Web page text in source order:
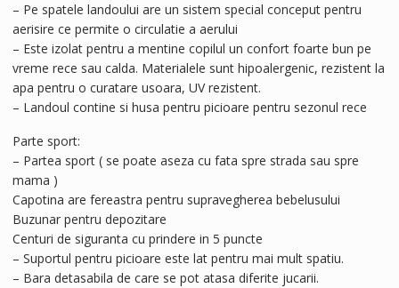
– Pe spatele landoului are un sistem special conceput pentru
aerisire ce permite o circulatie a aerului
– Este izolat pentru a mentine copilul un confort foarte bun pe
vreme rece sau calda. Materialele sunt hipoalergenic, rezistent la
apa pentru o curatare usoara, UV rezistent.
– Landoul contine si husa pentru picioare pentru sezonul rece
Parte sport:
– Partea sport ( se poate aseza cu fata spre strada sau spre
mama )
Capotina are fereastra pentru supravegherea bebelusului
Buzunar pentru depozitare
Centuri de siguranta cu prindere in 5 puncte
– Suportul pentru picioare este lat pentru mai mult spatiu.
– Bara detasabila de care se pot atasa diferite jucarii.